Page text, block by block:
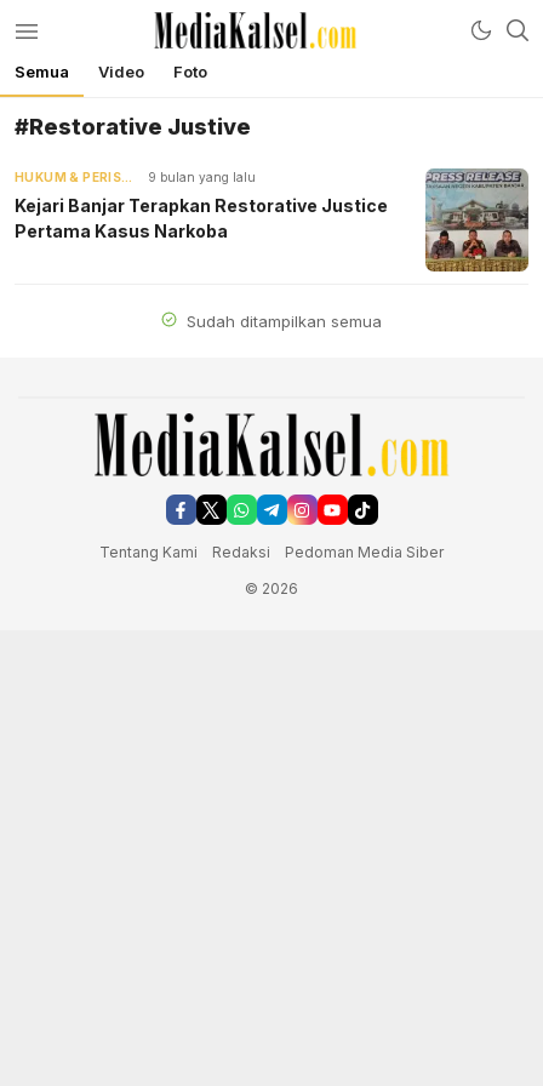
mediakalsel.com
Berita Update Banua
Semua Video Foto
#Restorative Justive
HUKUM & PERISTIWA 9 bulan yang lalu
Kejari Banjar Terapkan Restorative Justice
Pertama Kasus Narkoba
Sudah ditampilkan semua
Tentang Kami Redaksi
Pedoman Media Siber
© 2026